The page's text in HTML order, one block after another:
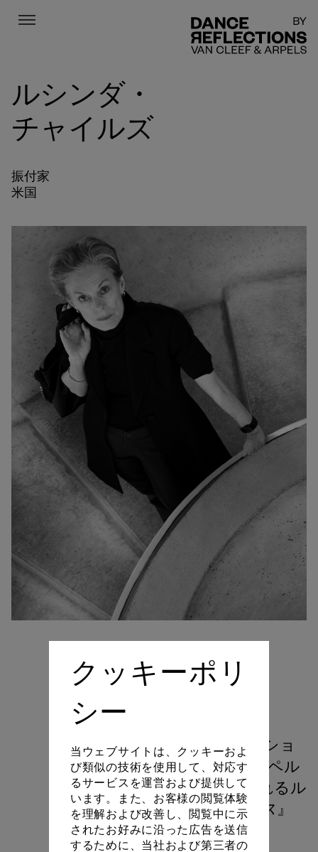
Menu
ルシンダ・
チャイルズ
振付家
米国
2024年、ダンス リフレクショ
ンズ by ヴァン クリーフ＆アーペル
は、ベルリン芸術祭で上演されるル
シンダ・チャイルズの『ダンス 』
を後援します。
クッキーポリ
シー
当ウェブサイトは、クッキーおよ
び類似の技術を使用して、対応す
るサービスを運営および提供して
います。また、お客様の閲覧体験
を理解および改善し、閲覧中に示
されたお好みに沿った広告を送信
するために、当社および第三者の